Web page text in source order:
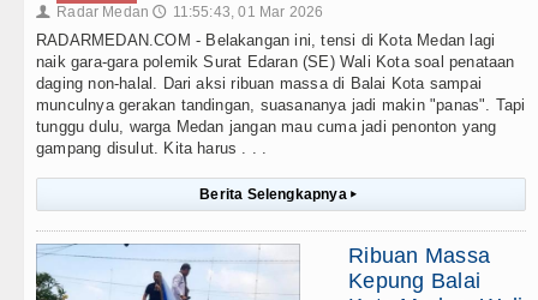
👤 Radar Medan 🕔 11:55:43, 01 Mar 2026
RADARMEDAN.COM - Belakangan ini, tensi di Kota Medan lagi
naik gara-gara polemik Surat Edaran (SE) Wali Kota soal penataan
daging non-halal. Dari aksi ribuan massa di Balai Kota sampai
munculnya gerakan tandingan, suasananya jadi makin "panas". Tapi
tunggu dulu, warga Medan jangan mau cuma jadi penonton yang
gampang disulut. Kita harus . . .
Berita Selengkapnya ▸
Ribuan Massa
Kepung Balai